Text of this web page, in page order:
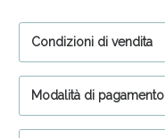
Condizioni di vendita
Modalità di pagamento